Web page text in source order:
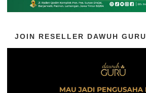
JOIN RESELLER DAWUH GURU